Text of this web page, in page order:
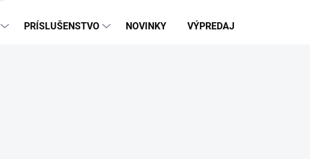
PRÍSLUŠENSTVO NOVINKY VÝPREDAJ